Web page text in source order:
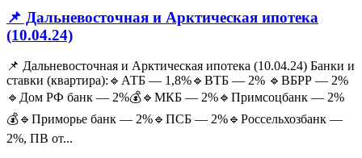
📌 Дальневосточная и Арктическая ипотека
(10.04.24)
📌 Дальневосточная и Арктическая ипотека (10.04.24) Банки и
ставки (квартира):🔹АТБ — 1,8%🔹ВТБ — 2% 🔹ВБРР — 2%
🔹Дом РФ банк — 2%💰🔹МКБ — 2%🔹Примсоцбанк — 2%
💰🔹Приморье банк — 2%🔹ПСБ — 2%🔹Россельхозбанк —
2%, ПВ от...